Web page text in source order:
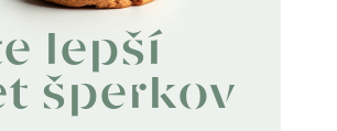
lepší
šperkov
NÁUŠNICE SLNKO